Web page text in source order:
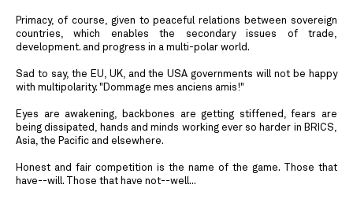
Primacy, of course, given to peaceful relations between sovereign
countries, which enables the secondary issues of trade,
development. and progress in a multi-polar world.
Sad to say, the EU, UK, and the USA governments will not be happy
with multipolarity. "Dommage mes anciens amis!"
Eyes are awakening, backbones are getting stiffened, fears are
being dissipated, hands and minds working ever so harder in BRICS,
Asia, the Pacific and elsewhere.
Honest and fair competition is the name of the game. Those that
have--will. Those that have not--well...